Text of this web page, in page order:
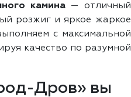
камина— отличный
розжиг и яркое жаркое
с максимальной
качество по разумной
Дров» вы